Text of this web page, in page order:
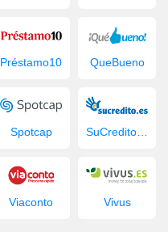
Préstamo10 QueBueno
Spotcap SuCredito.es
Viaconto Vivus